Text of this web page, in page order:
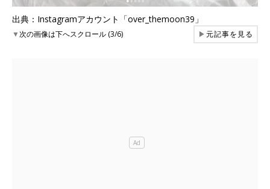
出典：Instagramアカウント「over_themoon39」
▼次の画像は下へスクロール (3/6) ▶元記事を見る